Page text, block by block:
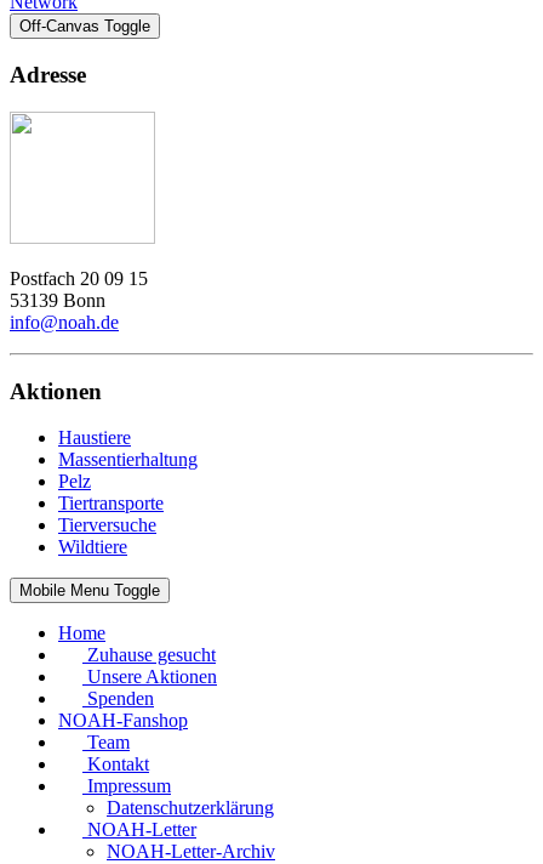
Off-Canvas Toggle
Adresse
Postfach 20 09 15
53139 Bonn
info@noah.de
Aktionen
Haustiere
Massentierhaltung
Pelz
Tiertransporte
Tierversuche
Wildtiere
Mobile Menu Toggle
Home
Zuhause gesucht
Unsere Aktionen
Spenden
NOAH-Fanshop
Team
Kontakt
Impressum
Datenschutzerklärung
NOAH-Letter
NOAH-Letter-Archiv